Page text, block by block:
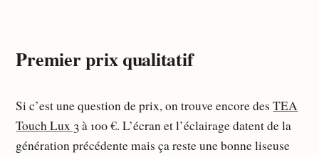
Premier prix qualitatif
Si c’est une question de prix, on trouve encore desTEA
Touch Lux 3à 100 €. L’écran et l’éclairage datent de la
génération précédente mais ça reste une bonne liseuse